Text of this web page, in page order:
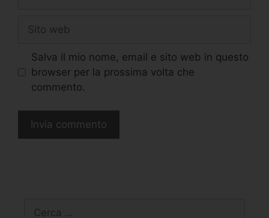
Salva il mio nome, email e sito web in questo
browser per la prossima volta che
commento.